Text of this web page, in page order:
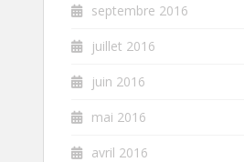
septembre 2016
juillet 2016
juin 2016
mai 2016
avril 2016